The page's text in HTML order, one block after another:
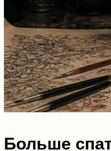
Больше